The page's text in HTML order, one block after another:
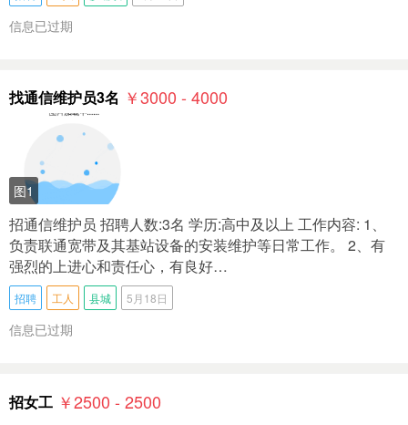
信息已过期
找通信维护员3名 ￥3000 - 4000
图1
招通信维护员 招聘人数:3名 学历:高中及以上 工作内容: 1、
负责联通宽带及其基站设备的安装维护等日常工作。 2、有
强烈的上进心和责任心，有良好…
招聘 工人 县城 5月18日
信息已过期
招女工 ￥2500 - 2500